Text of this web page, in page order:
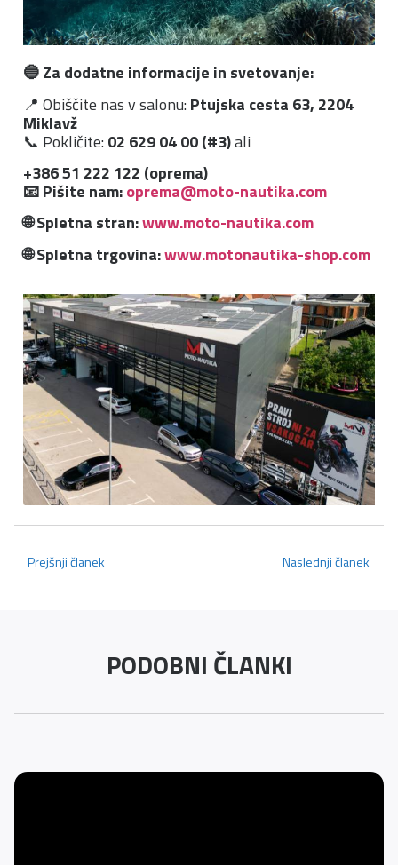
🔵 Za dodatne informacije in svetovanje:
📍 Obiščite nas v salonu: Ptujska cesta 63, 2204
Miklavž
📞 Pokličite: 02 629 04 00 (#3)ali
+386 51 222 122 (oprema)
📧 Pišite nam:oprema@moto-nautika.com
🌐 Spletna stran:www.moto-nautika.com
🌐 Spletna trgovina:www.motonautika-shop.com
Prejšnji članek Naslednji članek
PODOBNI ČLANKI